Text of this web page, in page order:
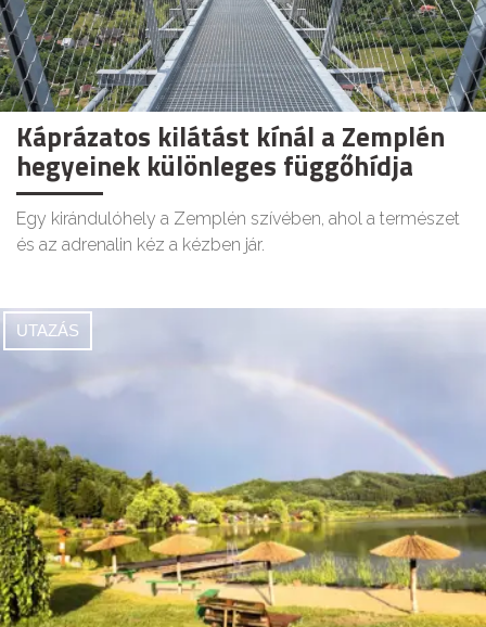
Káprázatos kilátást kínál a Zemplén
hegyeinek különleges függőhídja
Egy kirándulóhely a Zemplén szívében, ahol a természet
és az adrenalin kéz a kézben jár.
UTAZÁS